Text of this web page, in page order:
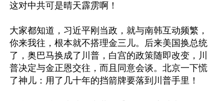
这对中共可是晴天霹雳啊！
大家都知道，习近平刚当政，就与南韩互动频繁，
你来我往，根本就不搭理金三儿。后来美国换总统
了，奥巴马换成了川普，白宫的政策随即改变，川
普决定与金正恩交往，而且同意会谈。北京一下慌
了神儿：用了几十年的挡箭牌要落到川普手里！